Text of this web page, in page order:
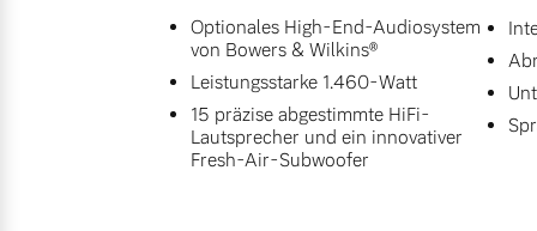
Optionales High-End-Audiosystem
von Bowers & Wilkins®
Leistungsstarke 1.460-Watt
15 präzise abgestimmte HiFi-
Lautsprecher und ein innovativer
Fresh-Air-Subwoofer